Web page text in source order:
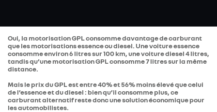
Oui, la motorisation GPL consomme davantage de carburant
que les motorisations essence ou diesel. Une voiture essence
consomme environ 6 litres sur 100 km, une voiture diesel 4 litres,
tandis qu’une motorisation GPL consomme 7 litres sur la même
distance.
Mais le prix du GPL est entre 40% et 56% moins élevé que celui
de l’essence et du diesel : bien qu’il consomme plus, ce
carburant alternatif reste donc une solution économique pour
les automobilistes.